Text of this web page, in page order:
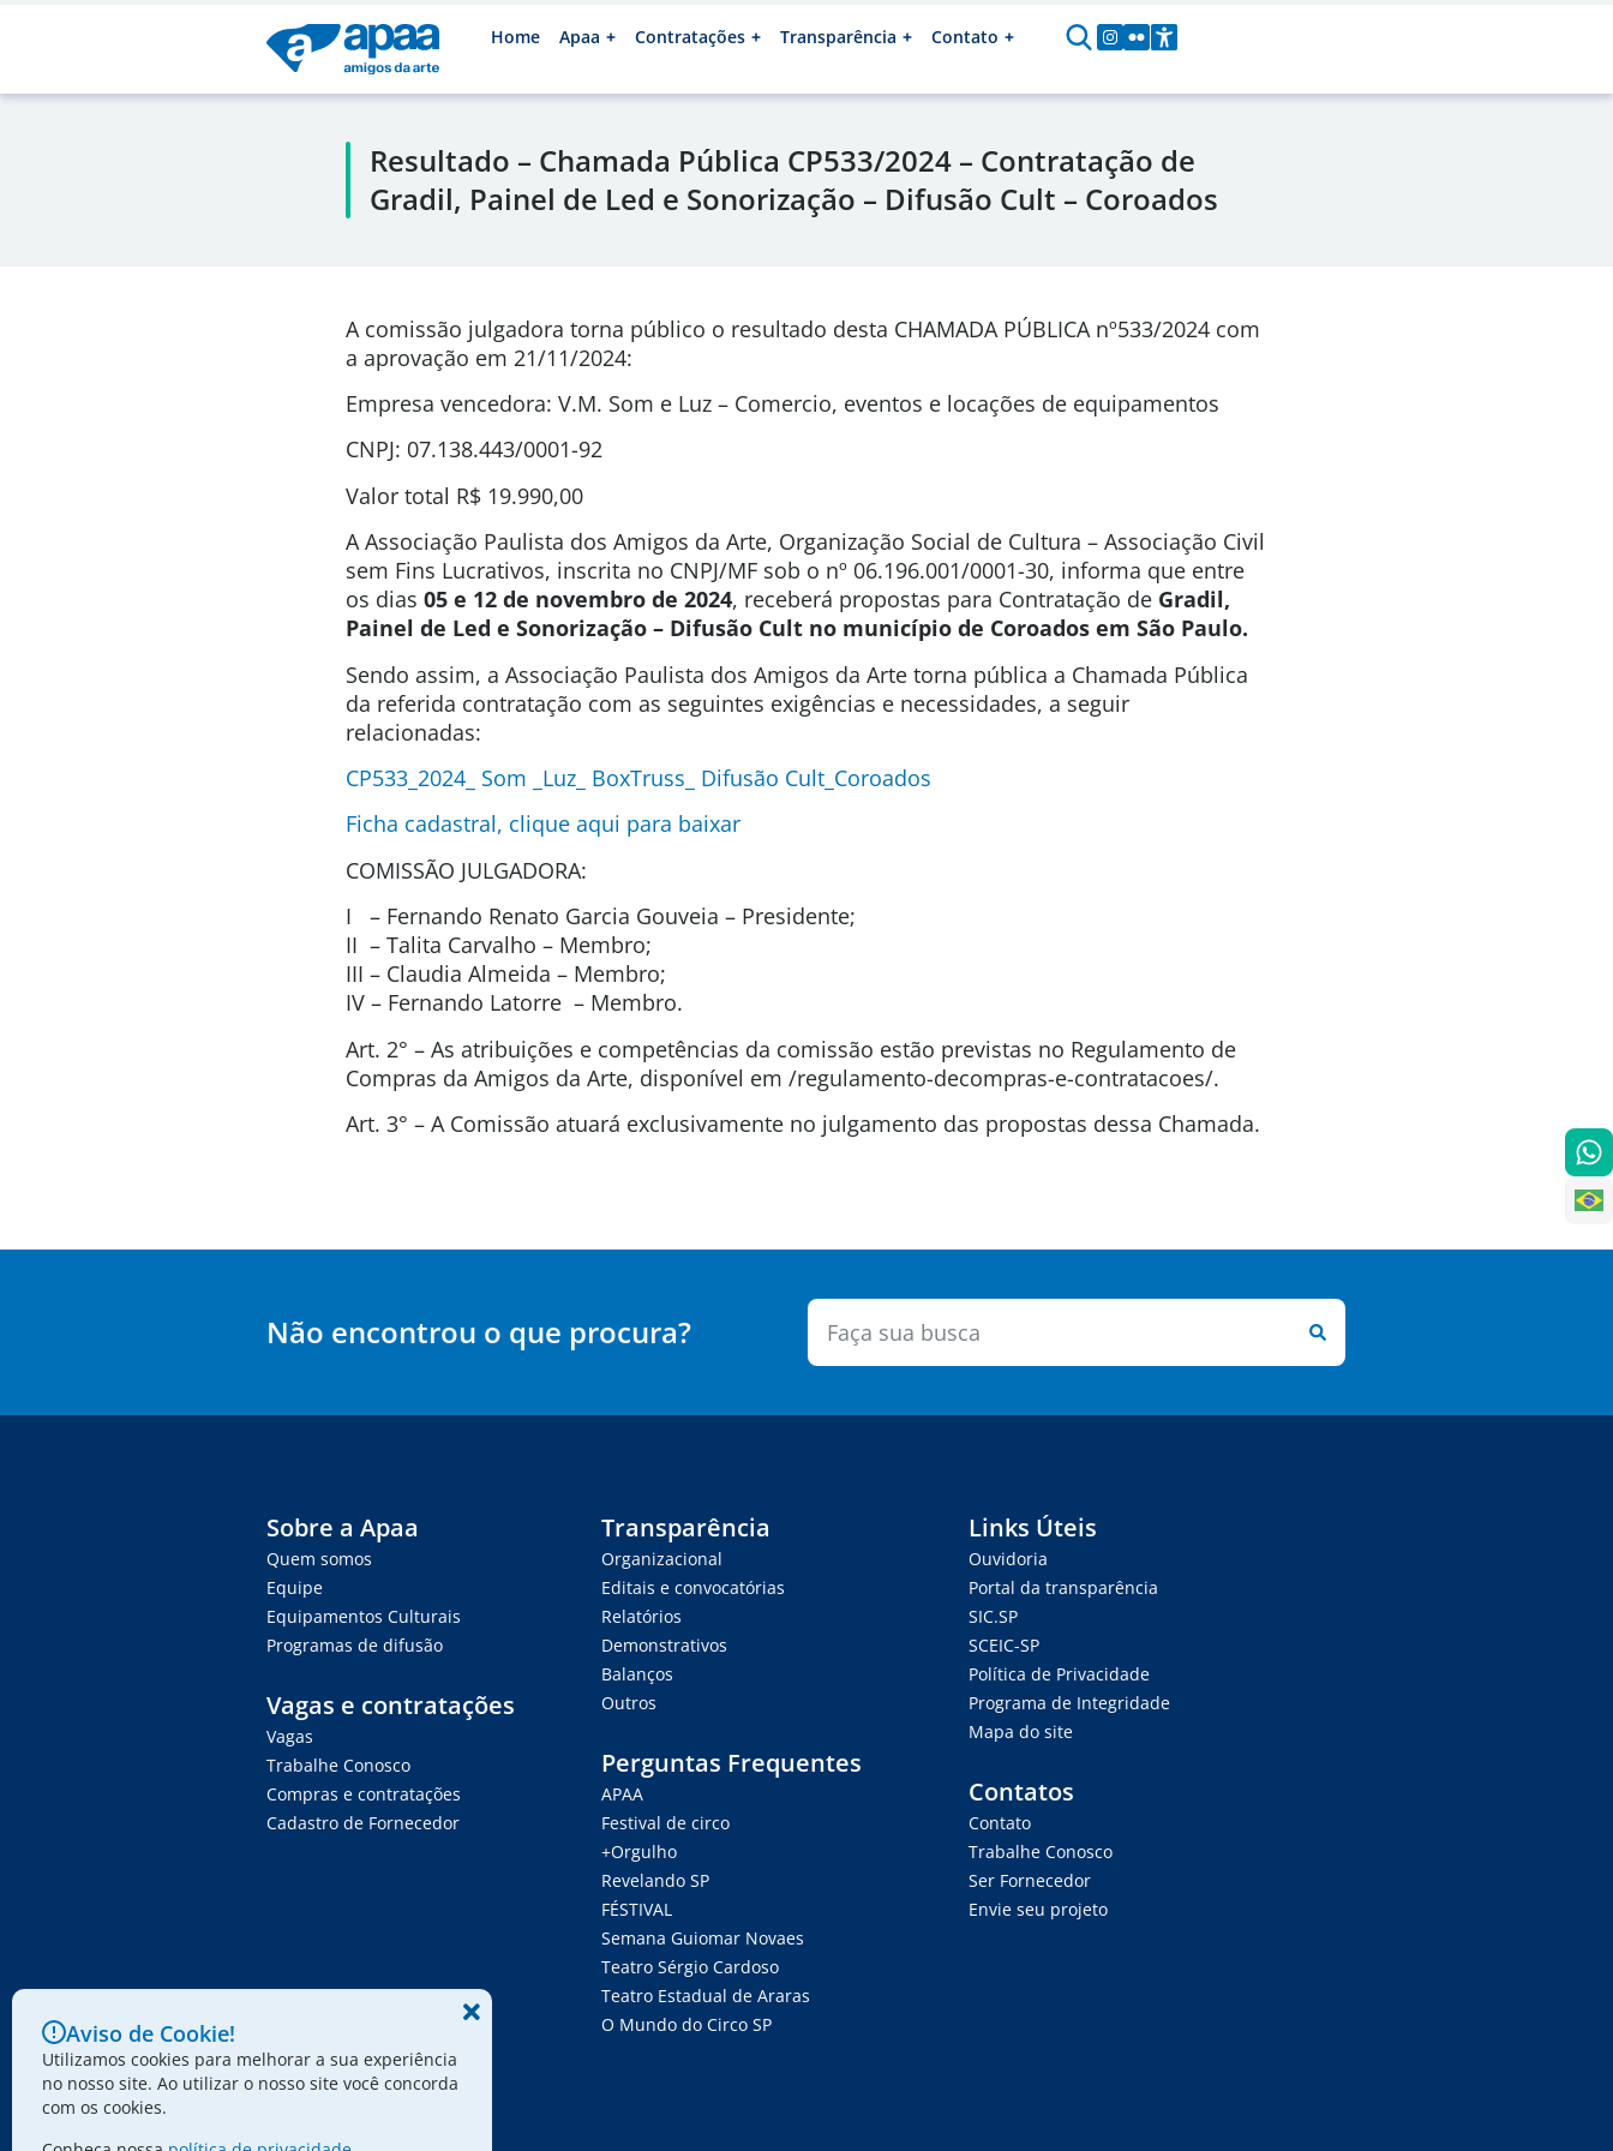
Home Apaa Contratações Transparência Contato
Resultado – Chamada Pública CP533/2024 – Contratação de
Gradil, Painel de Led e Sonorização – Difusão Cult – Coroados
A comissão julgadora torna público o resultado desta CHAMADA PÚBLICA nº533/2024 com
a aprovação em 21/11/2024:
Empresa vencedora: V.M. Som e Luz – Comercio, eventos e locações de equipamentos
CNPJ: 07.138.443/0001-92
Valor total R$ 19.990,00
A Associação Paulista dos Amigos da Arte, Organização Social de Cultura – Associação Civil
sem Fins Lucrativos, inscrita no CNPJ/MF sob o nº 06.196.001/0001-30, informa que entre
os dias 05 e 12 de novembro de 2024, receberá propostas para Contratação de Gradil,
Painel de Led e Sonorização – Difusão Cult no município de Coroados em São Paulo.
Sendo assim, a Associação Paulista dos Amigos da Arte torna pública a Chamada Pública
da referida contratação com as seguintes exigências e necessidades, a seguir
relacionadas:
CP533_2024_ Som _Luz_ BoxTruss_ Difusão Cult_Coroados
Ficha cadastral, clique aqui para baixar
COMISSÃO JULGADORA:
I – Fernando Renato Garcia Gouveia – Presidente;
II – Talita Carvalho – Membro;
III – Claudia Almeida – Membro;
IV – Fernando Latorre – Membro.
Art. 2° – As atribuições e competências da comissão estão previstas no Regulamento de
Compras da Amigos da Arte, disponível em /regulamento-decompras-e-contratacoes/.
Art. 3° – A Comissão atuará exclusivamente no julgamento das propostas dessa Chamada.
Não encontrou o que procura?
Sobre a Apaa
Quem somos
Equipe
Equipamentos Culturais
Programas de difusão
Vagas e contratações
Vagas
Trabalhe Conosco
Compras e contratações
Cadastro de Fornecedor
Transparência
Organizacional
Editais e convocatórias
Relatórios
Demonstrativos
Balanços
Outros
Perguntas Frequentes
APAA
Festival de circo
+Orgulho
Revelando SP
FÉSTIVAL
Semana Guiomar Novaes
Teatro Sérgio Cardoso
Teatro Estadual de Araras
O Mundo do Circo SP
Links Úteis
Ouvidoria
Portal da transparência
SIC.SP
SCEIC-SP
Política de Privacidade
Programa de Integridade
Mapa do site
Contatos
Contato
Trabalhe Conosco
Ser Fornecedor
Envie seu projeto
Aviso de Cookie!
Utilizamos cookies para melhorar a sua experiência
no nosso site. Ao utilizar o nosso site você concorda
com os cookies.